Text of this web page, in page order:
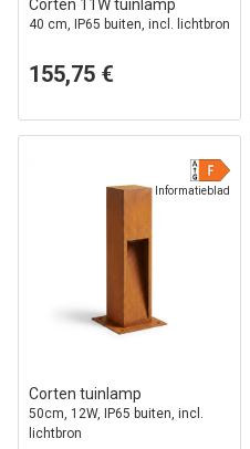
Corten 11W tuinlamp
40 cm, IP65 buiten, incl. lichtbron
155,75 €
Informatieblad
Corten tuinlamp
50cm, 12W, IP65 buiten, incl.
lichtbron